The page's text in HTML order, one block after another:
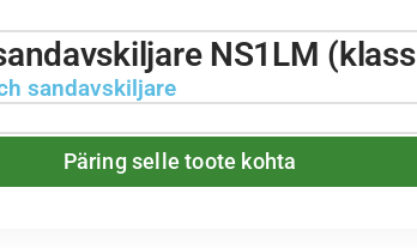
NS1LM
sandavskiljare
Päring selle toote kohta